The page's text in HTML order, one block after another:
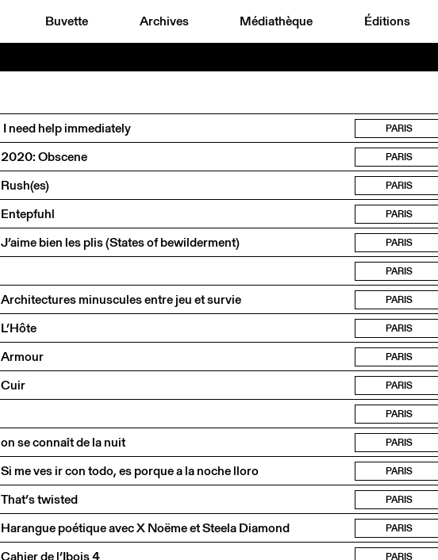
Buvette Archives Médiathèque Éditions
I need help immediately PARIS
2020: Obscene PARIS
Rush(es) PARIS
Entepfuhl PARIS
J’aime bien les plis (States of bewilderment) PARIS
PARIS
Architectures minuscules entre jeu et survie PARIS
L’Hôte PARIS
Armour PARIS
Cuir PARIS
PARIS
on se connaît de la nuit PARIS
Si me ves ir con todo, es porque a la noche lloro PARIS
That’s twisted PARIS
Harangue poétique avec X Noëme et Steela Diamond PARIS
Cahier de l’Ibois 4 PARIS